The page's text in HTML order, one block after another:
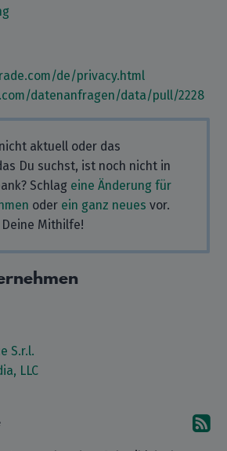
de/privacy.html
datenanfragen/data/pull/2228
aktuell oder das
Du suchst, ist noch nicht in
Schlag eine Änderung für
oder ein ganz neues vor.
Mithilfe!
S.r.l.
LLC